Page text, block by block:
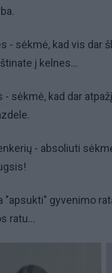
- sėkmė, kad vis dar
į kelnes...
- sėkmė, kad dar
- absoliuti
"apsukti" gyvenimo
ratu...